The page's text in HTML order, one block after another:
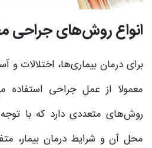
انواع روش‌های جراحی
برای درمان بیماری‌ها، اختلالات و
معمولا از عمل جراحی
روش‌های متعددی دارد که با
محل آن و شرایط درمان بیمار،